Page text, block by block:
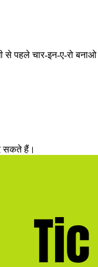
से पहले चार-इन-ए-रो
सकते हैं।